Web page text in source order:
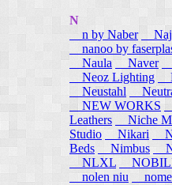
N
n by Naber
nanoo by
Naula
Naver
Neoz Lighting
Neustahl
NEW WORKS
Leathers
Niche
Studio
Nikari
Beds
Nimbus
NLXL
nolen niu